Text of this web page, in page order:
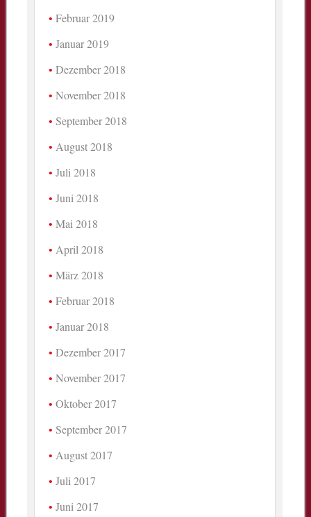
Februar 2019
Januar 2019
Dezember 2018
November 2018
September 2018
August 2018
Juli 2018
Juni 2018
Mai 2018
April 2018
März 2018
Februar 2018
Januar 2018
Dezember 2017
November 2017
Oktober 2017
September 2017
August 2017
Juli 2017
Juni 2017